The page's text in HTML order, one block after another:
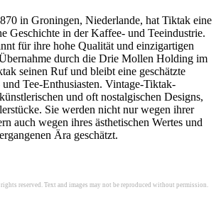
in Groningen, Niederlande, hat Tiktak eine
Geschichte in der Kaffee- und Teeindustrie.
für ihre hohe Qualität und einzigartigen
durch die Drie Mollen Holding im
seinen Ruf und bleibt eine geschätzte
Tee-Enthusiasten. Vintage-Tiktak-
und oft nostalgischen Designs,
Sie werden nicht nur wegen ihrer
auch wegen ihres ästhetischen Wertes und
Ära geschätzt.
reserved. Text and images may not be reproduced without permission.